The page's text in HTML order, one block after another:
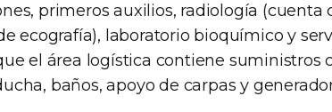
primeros auxilios, radiología (cuenta
ecografía), laboratorio bioquímico y
el área logística contiene suministros
baños, apoyo de carpas y